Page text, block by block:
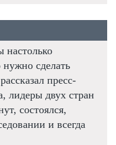
нужно сделать
пресс-
лидеры двух стран
состоялся,
и всегда